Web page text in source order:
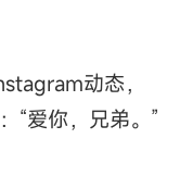
动态，
“爱你，兄弟。”